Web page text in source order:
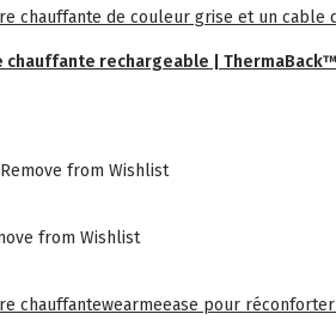
chauffante rechargeable | ThermaBack™
Remove from Wishlist
from Wishlist